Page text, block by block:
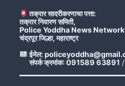
तक्रार सादरीकरणाचा पत्ता:
तक्रार निवारण समिती,
Police Yoddha News Network
चंद्रपूर जिल्हा, महाराष्ट्र
ईमेल:
संपर्क क्रमांक: 091589 63891 /